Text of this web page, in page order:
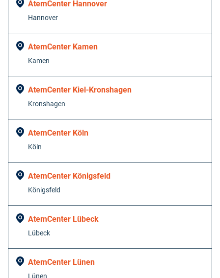
AtemCenter Hannover
Hannover
AtemCenter Kamen
Kamen
AtemCenter Kiel-Kronshagen
Kronshagen
AtemCenter Köln
Köln
AtemCenter Königsfeld
Königsfeld
AtemCenter Lübeck
Lübeck
AtemCenter Lünen
Lünen